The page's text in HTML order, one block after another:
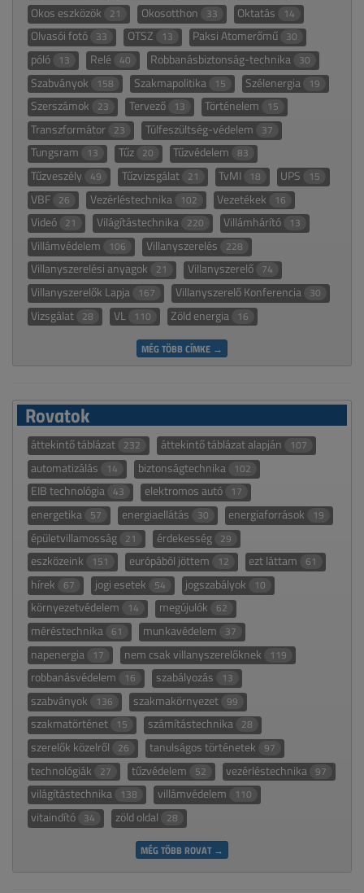
Okos eszközök 21 Okosotthon 33 Oktatás 14
Olvasói fotó 33 OTSZ 13 Paksi Atomerőmű 30
póló 13 Relé 40 Robbanásbiztonság-technika 30
Szabványok 158 Szakmapolitika 15 Szélenergia 19
Szerszámok 23 Tervező 13 Történelem 15
Transzformátor 23 Túlfeszültség-védelem 37
Tungsram 13 Tűz 20 Tűzvédelem 83
Tűzveszély 49 Tűzvizsgálat 21 TvMI 18 UPS 15
VBF 26 Vezérléstechnika 102 Vezetékek 16
Videó 21 Világítástechnika 220 Villámhárító 13
Villámvédelem 106 Villanyszerelés 228
Villanyszerelési anyagok 21 Villanyszerelő 74
Villanyszerelők Lapja 167 Villanyszerelő Konferencia 30
Vizsgálat 28 VL 110 Zöld energia 16
MÉG TÖBB CÍMKE →
Rovatok
áttekintő táblázat 232 áttekintő táblázat alapján 107
automatizálás 14 biztonságtechnika 102
EIB technológia 43 elektromos autó 17
energetika 57 energiaellátás 30 energiaforrások 19
épületvillamosság 21 érdekesség 29
eszközeink 151 európából jöttem 12 ezt láttam 61
hírek 67 jogi esetek 54 jogszabályok 10
környezetvédelem 14 megújulók 62
méréstechnika 61 munkavédelem 37
napenergia 17 nem csak villanyszerelőknek 119
robbanásvédelem 16 szabályozás 13
szabványok 136 szakmakörnyezet 99
szakmatörténet 15 számítástechnika 28
szerelők közelről 26 tanulságos történetek 97
technológiák 27 tűzvédelem 52 vezérléstechnika 97
világítástechnika 138 villámvédelem 110
vitaindító 34 zöld oldal 28
MÉG TÖBB ROVAT →